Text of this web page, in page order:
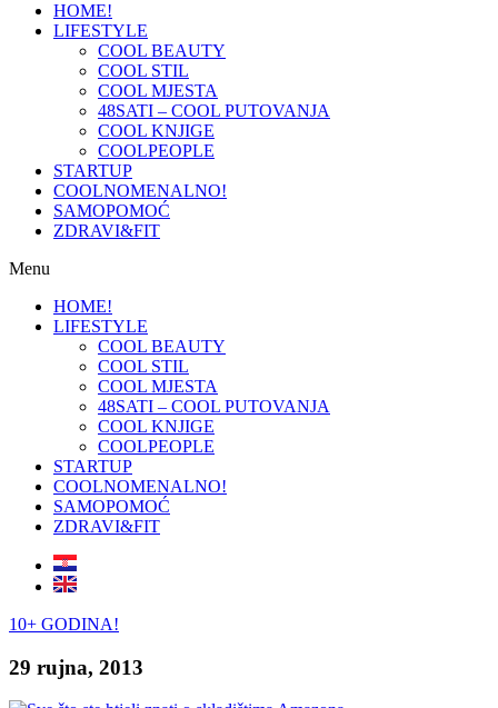
HOME!
LIFESTYLE
COOL BEAUTY
COOL STIL
COOL MJESTA
48SATI – COOL PUTOVANJA
COOL KNJIGE
COOLPEOPLE
STARTUP
COOLNOMENALNO!
SAMOPOMOĆ
ZDRAVI&FIT
Menu
HOME!
LIFESTYLE
COOL BEAUTY
COOL STIL
COOL MJESTA
48SATI – COOL PUTOVANJA
COOL KNJIGE
COOLPEOPLE
STARTUP
COOLNOMENALNO!
SAMOPOMOĆ
ZDRAVI&FIT
10+ GODINA!
29 rujna, 2013